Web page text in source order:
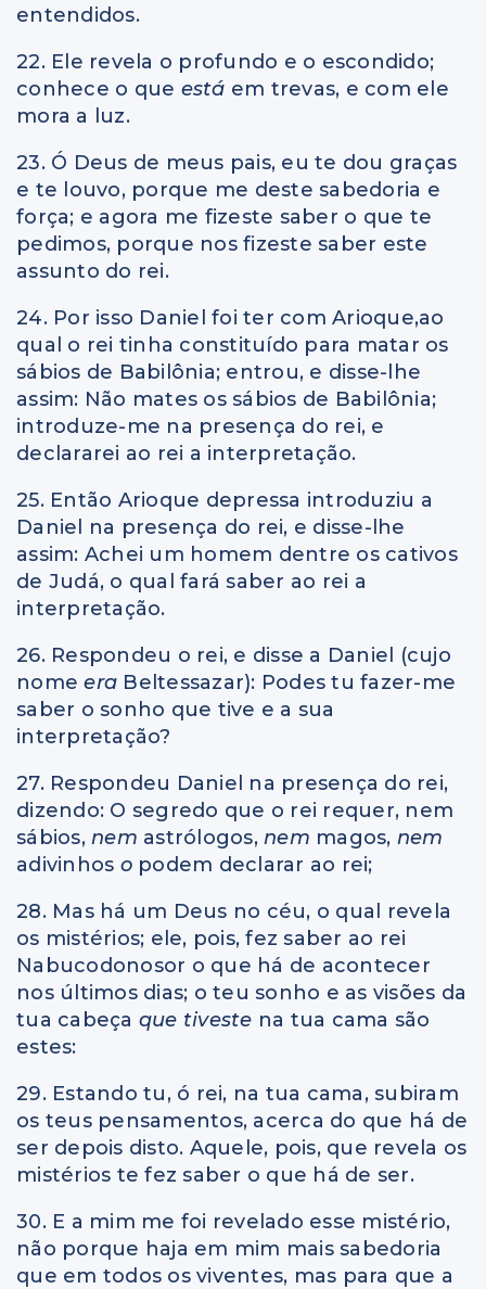
entendidos.
22. Ele revela o profundo e o escondido;
conhece o que está em trevas, e com ele
mora a luz.
23. Ó Deus de meus pais, eu te dou graças
e te louvo, porque me deste sabedoria e
força; e agora me fizeste saber o que te
pedimos, porque nos fizeste saber este
assunto do rei.
24. Por isso Daniel foi ter com Arioque,ao
qual o rei tinha constituído para matar os
sábios de Babilônia; entrou, e disse-lhe
assim: Não mates os sábios de Babilônia;
introduze-me na presença do rei, e
declararei ao rei a interpretação.
25. Então Arioque depressa introduziu a
Daniel na presença do rei, e disse-lhe
assim: Achei um homem dentre os cativos
de Judá, o qual fará saber ao rei a
interpretação.
26. Respondeu o rei, e disse a Daniel (cujo
nomeera Beltessazar): Podes tu fazer-me
saber o sonho que tive e a sua
interpretação?
27. Respondeu Daniel na presença do rei,
dizendo: O segredo que o rei requer, nem
sábios, nem astrólogos, nem magos, nem
adivinhos o podem declarar ao rei;
28. Mas há um Deus no céu, o qual revela
os mistérios; ele, pois, fez saber ao rei
Nabucodonosor o que há de acontecer
nos últimos dias; o teu sonho e as visões da
tua cabeça que tiveste na tua cama são
estes:
29. Estando tu, ó rei, na tua cama, subiram
os teus pensamentos, acerca do que há de
ser depois disto. Aquele, pois, que revela os
mistérios te fez saber o que há de ser.
30. E a mim me foi revelado esse mistério,
não porque haja em mim mais sabedoria
que em todos os viventes, mas para que a